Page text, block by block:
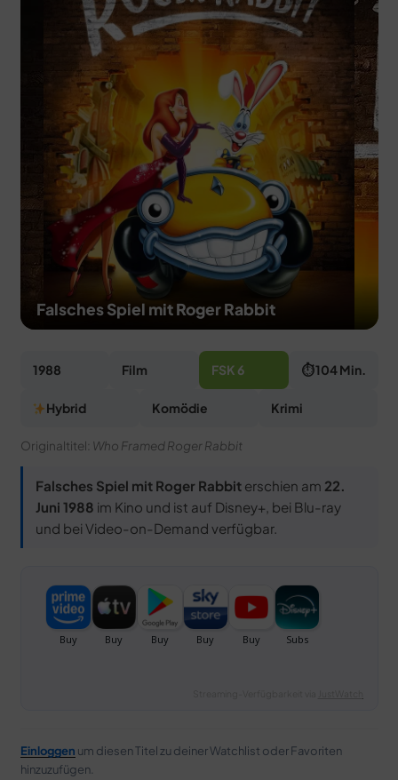
DEALS
MEIN HQ
50
Falsches Spiel mit Roger Rabbit
1988 Film FSK 6 ⏱ 104 Min.
Hybrid Komödie Krimi
Originaltitel: Who Framed Roger Rabbit
Falsches Spiel mit Roger Rabbiterschien am 22.
Juni 1988 im Kino und ist auf Disney+, bei Blu-ray
und bei Video-on-Demand verfügbar.
Einloggen um diesen Titel zu deiner Watchlist oder Favoriten
hinzuzufügen.